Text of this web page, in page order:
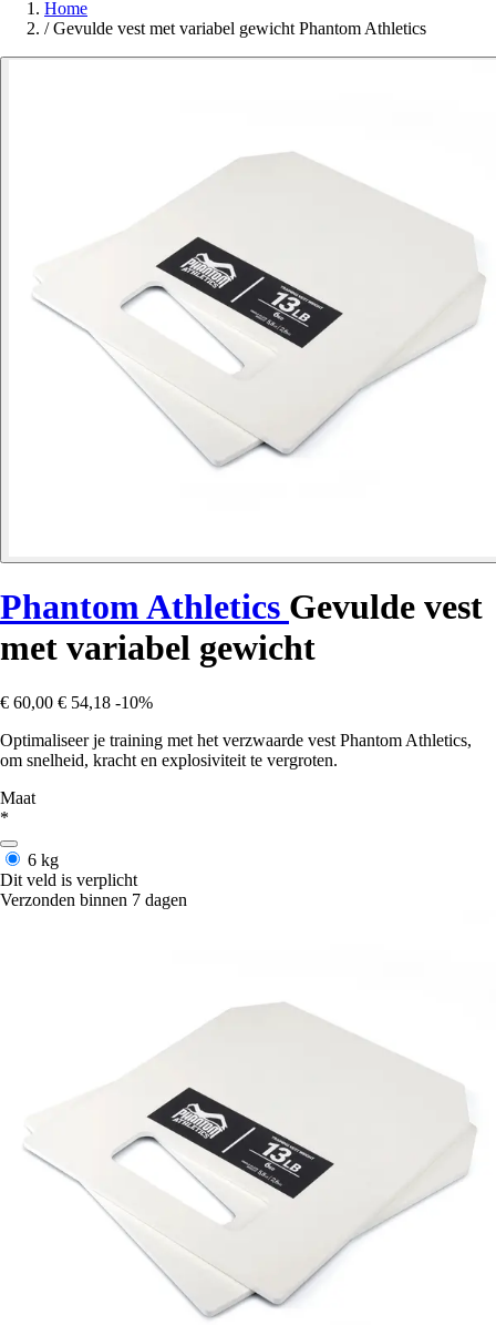
Home
/ Gevulde vest met variabel gewicht Phantom Athletics
Phantom Athletics Gevulde vest
met variabel gewicht
€ 60,00 € 54,18 -10%
Optimaliseer je training met het verzwaarde vest Phantom Athletics,
om snelheid, kracht en explosiviteit te vergroten.
Maat
*
6 kg
Dit veld is verplicht
Verzonden binnen 7 dagen